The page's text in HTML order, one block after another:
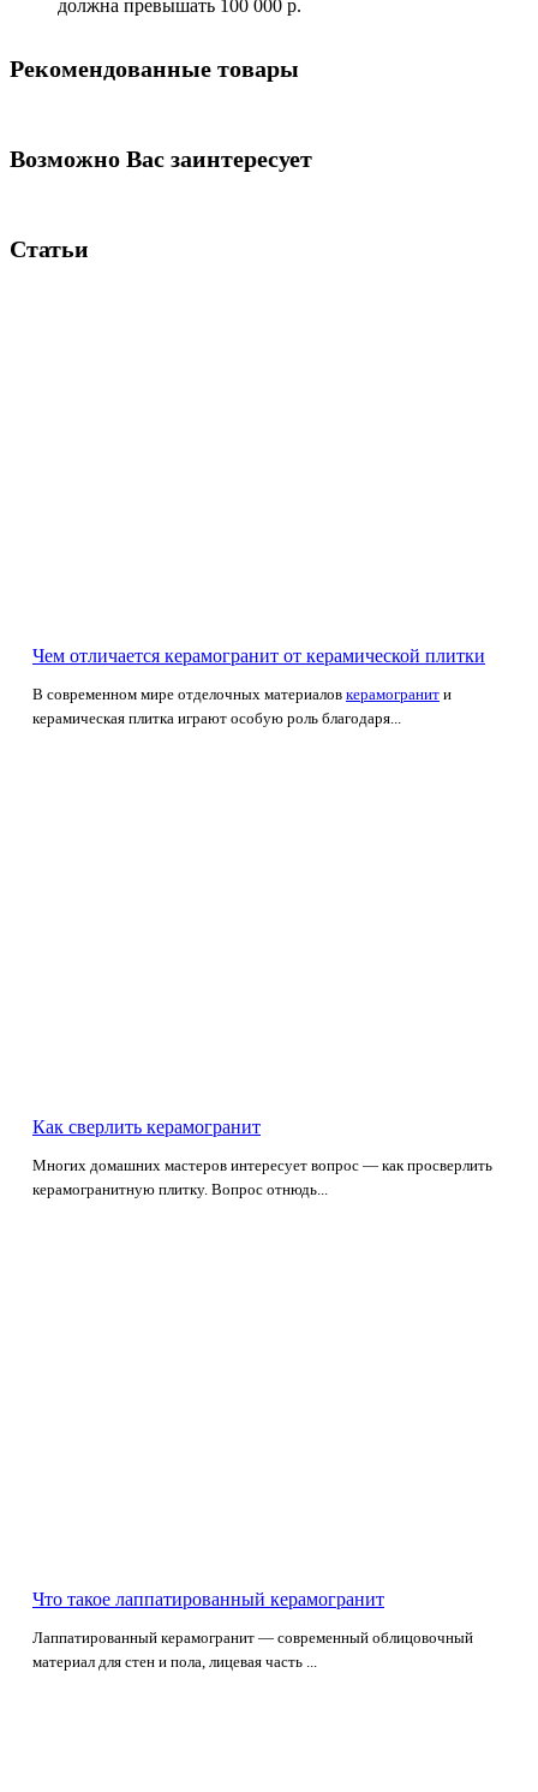
должна превышать 100 000 р.
Рекомендованные товары
Возможно Вас заинтересует
Статьи
Чем отличается керамогранит от керамической плитки
В современном мире отделочных материалов керамогранит и
керамическая плитка играют особую роль благодаря...
Как сверлить керамогранит
Многих домашних мастеров интересует вопрос — как просверлить
керамогранитную плитку. Вопрос отнюдь...
Что такое лаппатированный керамогранит
Лаппатированный керамогранит — современный облицовочный
материал для стен и пола, лицевая часть ...